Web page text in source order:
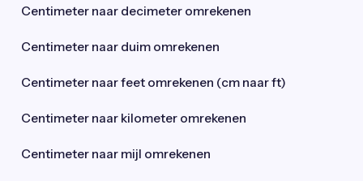
Centimeter naar decimeter omrekenen
Centimeter naar duim omrekenen
Centimeter naar feet omrekenen (cm naar ft)
Centimeter naar kilometer omrekenen
Centimeter naar mijl omrekenen